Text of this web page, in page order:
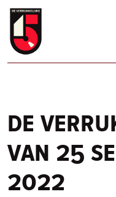
Overslaan
naar
de
van 25
2022